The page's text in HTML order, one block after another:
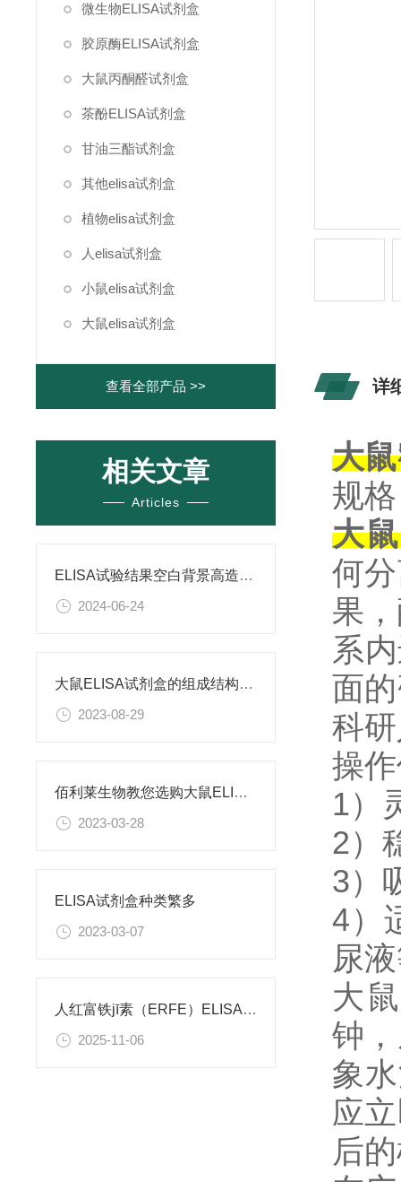
微生物ELISA试剂盒
胶原酶ELISA试剂盒
大鼠丙酮醛试剂盒
茶酚ELISA试剂盒
甘油三酯试剂盒
其他elisa试剂盒
植物elisa试剂盒
人elisa试剂盒
小鼠elisa试剂盒
大鼠elisa试剂盒
查看全部产品 >>
相关文章
Articles
ELISA试验结果空白背景高造成原因
2024-06-24
大鼠ELISA试剂盒的组成结构及检测条件
2023-08-29
佰利莱生物教您选购大鼠ELISA试剂盒后需注意哪些
2023-03-28
ELISA试剂盒种类繁多
2023-03-07
人红富铁jī素（ERFE）ELISA试剂盒 使用说明书
2025-11-06
详
大
规
大
何
果
系
面
科
操
1）
2）
3）
4）
尿
大
钟
象
应
后